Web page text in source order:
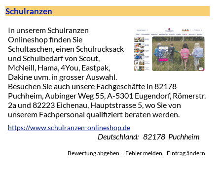
Schulranzen
In unserem Schulranzen
Onlineshop finden Sie
Schultaschen, einen Schulrucksack
und Schulbedarf von Scout,
McNeill, Hama, 4You, Eastpak,
Dakine uvm. in grosser Auswahl.
Besuchen Sie auch unsere Fachgeschäfte in 82178
Puchheim, Aubinger Weg 55, A-5301 Eugendorf, Römerstr.
2a und 82223 Eichenau, Hauptstrasse 5, wo Sie von
unserem Fachpersonal qualifiziert beraten werden.
https://www.schulranzen-onlineshop.de
Deutschland: 82178 Puchheim
Bewertung abgeben Fehler melden Eintrag ändern